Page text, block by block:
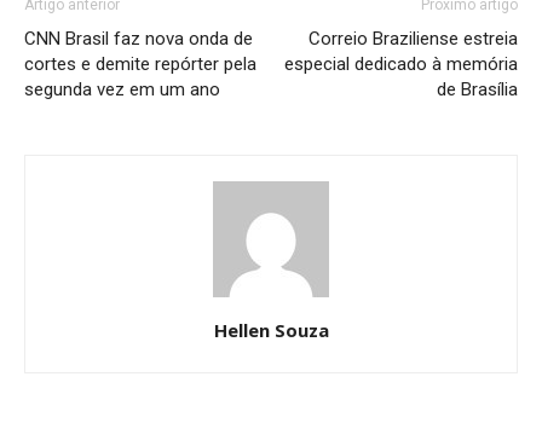
Artigo anterior
CNN Brasil faz nova onda de
cortes e demite repórter pela
segunda vez em um ano
Próximo artigo
Correio Braziliense estreia
especial dedicado à memória
de Brasília
Hellen Souza